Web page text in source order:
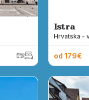
Istra
Hrvatska -
od 179€